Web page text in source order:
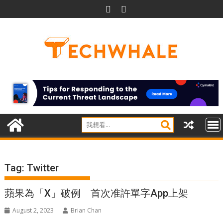
to
Tag:Twitter
蘋果為「X」破例 首次准許單字App上架
August 2, 2023 Brian Chan